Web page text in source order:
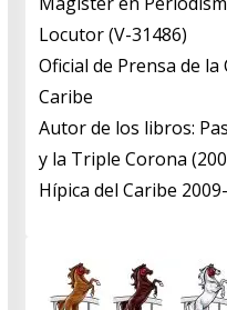
​Locutor (V-31486)
​Oficial de Prensa de
Caribe
​Autor de los libros:
y la Triple Corona
Hípica del Caribe